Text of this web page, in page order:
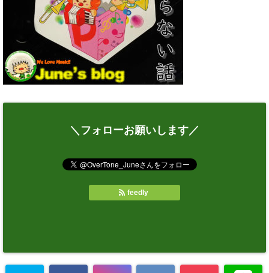
＼フォローお願いします／
feedly